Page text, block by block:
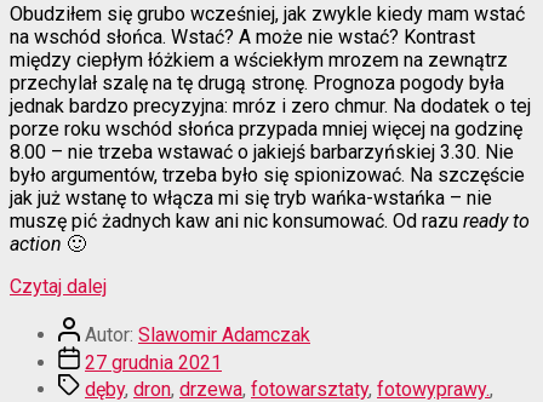
Obudziłem się grubo wcześniej, jak zwykle kiedy mam wstać
na wschód słońca. Wstać? A może nie wstać? Kontrast
między ciepłym łóżkiem a wściekłym mrozem na zewnątrz
przechylał szalę na tę drugą stronę. Prognoza pogody była
jednak bardzo precyzyjna: mróz i zero chmur. Na dodatek o tej
porze roku wschód słońca przypada mniej więcej na godzinę
8.00 – nie trzeba wstawać o jakiejś barbarzyńskiej 3.30. Nie
było argumentów, trzeba było się spionizować. Na szczęście
jak już wstanę to włącza mi się tryb wańka-wstańka – nie
muszę pić żadnych kaw ani nic konsumować. Od razu ready to
action 🙂
Czytaj dalej“Dron
czyli
bardzo
zimny
Autor
wpisu
Autor: Slawomir Adamczak
Data
wpisu
27 grudnia 2021
Tagidęby, dron, drzewa, fotowarsztaty, fotowyprawy.,